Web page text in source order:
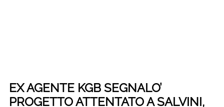
EX AGENTE KGB SEGNALO’
PROGETTO ATTENTATO A SALVINI,